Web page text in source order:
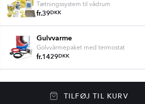
Tætningssystem til vådrum
fr.39DKK
Gulvvarme
Golvvärmepaket med termostat
fr.1429DKK
Vådrumssilikone
Se farver og beregn den rette mængde
vådrumssilikoneTILFØJ TIL KURV